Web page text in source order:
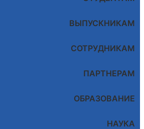
ВЫПУСКНИКАМ
СОТРУДНИКАМ
ПАРТНЕРАМ
ОБРАЗОВАНИЕ
НАУКА